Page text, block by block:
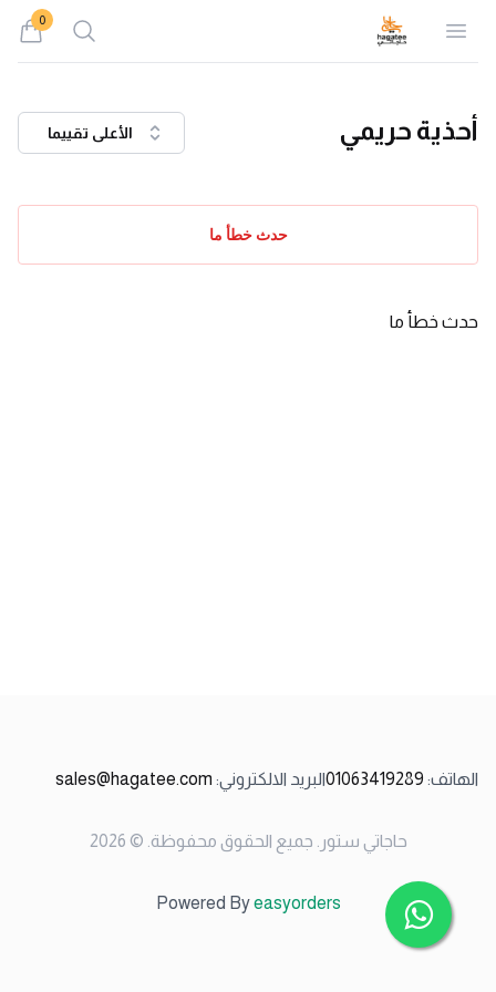
Open menu
Search
0
bag
أحذية حريمي الأعلى تقييما
حدث خطأ ما
حدث خطأ ما
الهاتف:
01063419289البريد الالكتروني:
sales@hagatee.com
حاجاتي ستور جميع الحقوق محفوظة . ©
2026
Powered By easyorders